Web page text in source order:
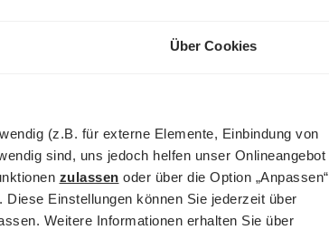
Über Cookies
(z.B. für externe Elemente, Einbindung von
sind, uns jedoch helfen unser Onlineangebot
zulassen oder über die Option „Anpassen“
Einstellungen können Sie jederzeit über
Weitere Informationen erhalten Sie über